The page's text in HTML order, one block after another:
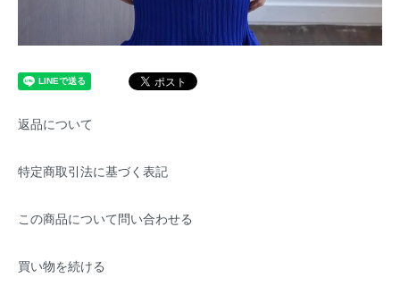
返品について
特定商取引法に基づく表記
この商品について問い合わせる
買い物を続ける